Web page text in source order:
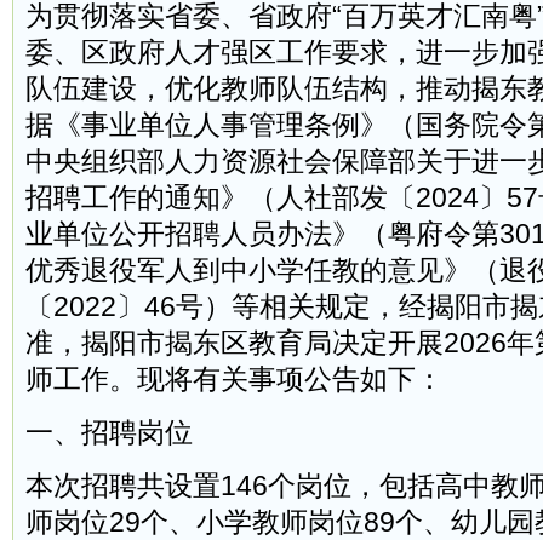
为贯彻落实省委、省政府“百万英才汇南
委、区政府人才强区工作要求，进一步加
队伍建设，优化教师队伍结构，推动揭东
据《事业单位人事管理条例》（国务院令
中央组织部人力资源社会保障部关于进一
招聘工作的通知》（人社部发〔2024〕
业单位公开招聘人员办法》（粤府令第
优秀退役军人到中小学任教的意见》（退
〔2022〕46号）等相关规定，经揭阳市
准，揭阳市揭东区教育局决定开展2026
师工作。现将有关事项公告如下：
一、招聘岗位
本次招聘共设置146个岗位，包括高中教
师岗位29个、小学教师岗位89个、幼儿